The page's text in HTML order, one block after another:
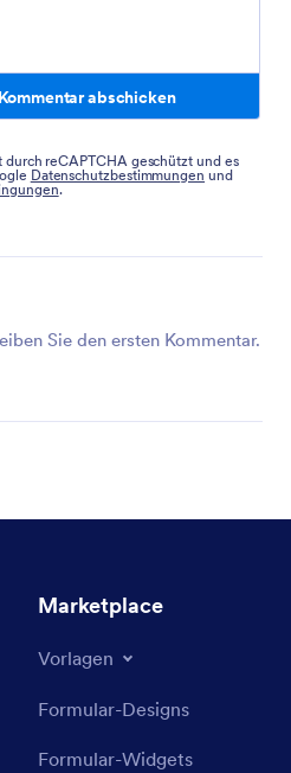
Kommentar abschicken
durch reCAPTCHA geschützt und es
Datenschutzbestimmungen und
.
Sie den ersten Kommentar.
Marketplace
Vorlagen
Formular-Designs
Formular-Widgets